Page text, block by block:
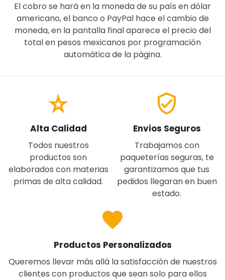
El cobro se hará en la moneda de su país en dólar
americano, el banco o PayPal hace el cambio de
moneda, en la pantalla final aparece el precio del
total en pesos mexicanos por programación
automática de la página.
star_rate
Alta Calidad
Todos nuestros
productos son
elaborados con materias
primas de alta calidad.
verified_user
Envios Seguros
Trabajamos con
paqueterías seguras, te
garantizamos que tus
pedidos llegaran en buen
estado.
favorite
Productos Personalizados
Queremos llevar más allá la satisfacción de nuestros
clientes con productos que sean solo para ellos